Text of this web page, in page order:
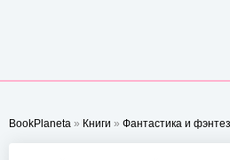
BookPlaneta » Книги » Фантастика и